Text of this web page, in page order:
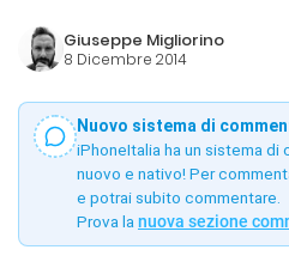
Giuseppe Migliorino
8 Dicembre 2014
Nuovo sistema di
iPhoneItalia ha un sistema
nuovo e nativo! Per
e potrai subito commentare.
Prova la nuova sezione